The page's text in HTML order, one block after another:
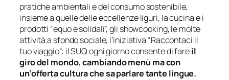
pratiche ambientali e del consumo sostenibile,
insieme a quelle delle eccellenze liguri, la cucina e i
prodotti “equo e solidali”, gli showcooking, le molte
attività a sfondo sociale, l’iniziativa “Raccontaci il
tuo viaggio”: il SUQ ogni giorno consente di fareil
giro del mondo, cambiando menù ma con
un’offerta cultura che sa parlare tante lingue.